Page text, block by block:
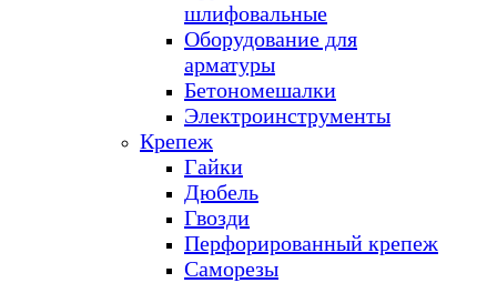
шлифовальные
Оборудование для
арматуры
Бетономешалки
Электроинструменты
Крепеж
Гайки
Дюбель
Гвозди
Перфорированный крепеж
Саморезы